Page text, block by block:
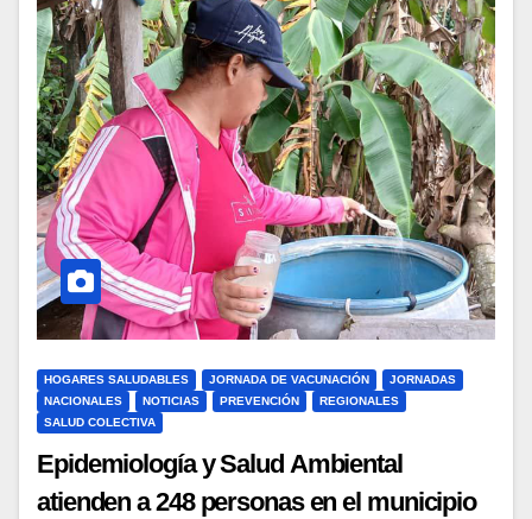
HOGARES SALUDABLES JORNADA DE VACUNACIÓN
JORNADAS
NACIONALES
NOTICIAS PREVENCIÓN
REGIONALES
SALUD COLECTIVA
Epidemiología y Salud Ambiental
atienden a 248 personas en el municipio